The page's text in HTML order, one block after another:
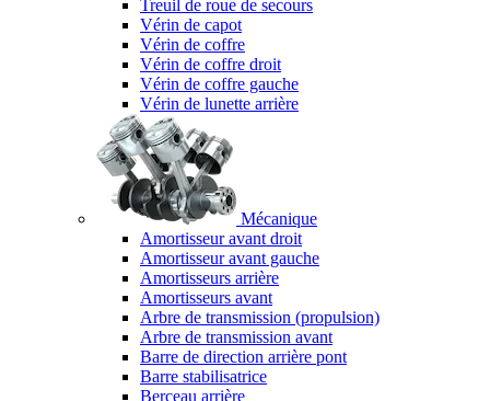
Treuil de roue de secours
Vérin de capot
Vérin de coffre
Vérin de coffre droit
Vérin de coffre gauche
Vérin de lunette arrière
Mécanique
Amortisseur avant droit
Amortisseur avant gauche
Amortisseurs arrière
Amortisseurs avant
Arbre de transmission (propulsion)
Arbre de transmission avant
Barre de direction arrière pont
Barre stabilisatrice
Berceau arrière